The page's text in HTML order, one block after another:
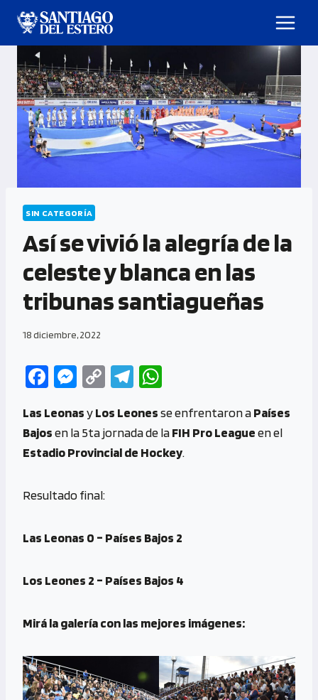
SIN CATEGORÍA
Así se vivió la alegría de la
celeste y blanca en las
tribunas santiagueñas
18 diciembre, 2022
Fa
b
o
k
M
se
n
er
C
py
Li
Te
gr
a
at
s
Las LeonasyLos Leonesse enfrentaron aPaíses
Bajosen la 5ta jornada de laFIH Pro Leagueen el
Estadio Provincial de Hockey.
Resultado final:
Las Leonas 0 – Países Bajos 2
Los Leones 2 – Países Bajos 4
Mirá la galería con las mejores imágenes: